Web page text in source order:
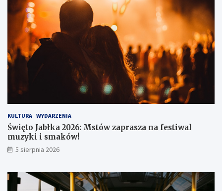
i
z
u
KULTURA WYDARZENIA
Święto Jabłka 2026: Mstów zaprasza na festiwal
muzyki i smaków!
5 sierpnia 2026